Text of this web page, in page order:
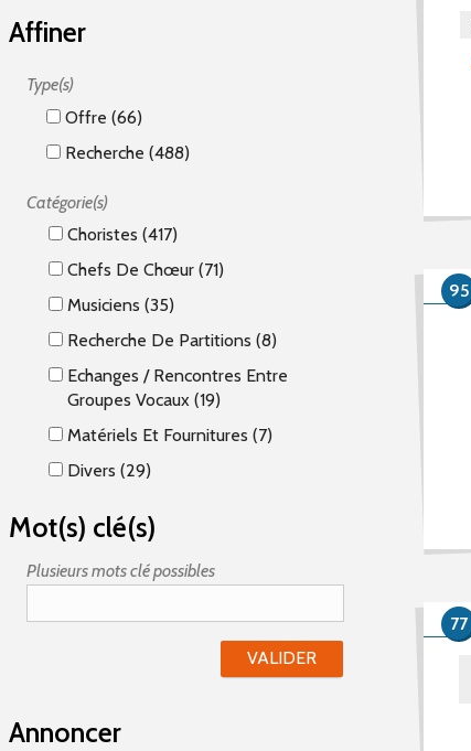
Affiner
Type(s)
Offre (66)
Recherche (488)
Catégorie(s)
Choristes (417)
Chefs De Chœur (71)
Musiciens (35)
Recherche De Partitions (8)
Echanges / Rencontres Entre
Groupes Vocaux (19)
Matériels Et Fournitures (7)
Divers (29)
Mot(s) clé(s)
Plusieurs mots clé possibles
Annoncer
95
77